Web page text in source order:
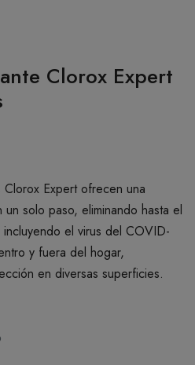
Clorox Expert
Clorox Expert ofrecen una
solo paso, eliminando hasta el
el virus del COVID-
y fuera del hogar,
en diversas superficies.